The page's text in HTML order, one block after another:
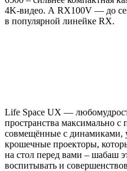
4K-видео. А RX100V — до
в популярной линейке RX.
Life Space UX —
пространства максимально
совмещённые с
крошечные проекторы,
на стол перед вами – шабаш
воспитывать и